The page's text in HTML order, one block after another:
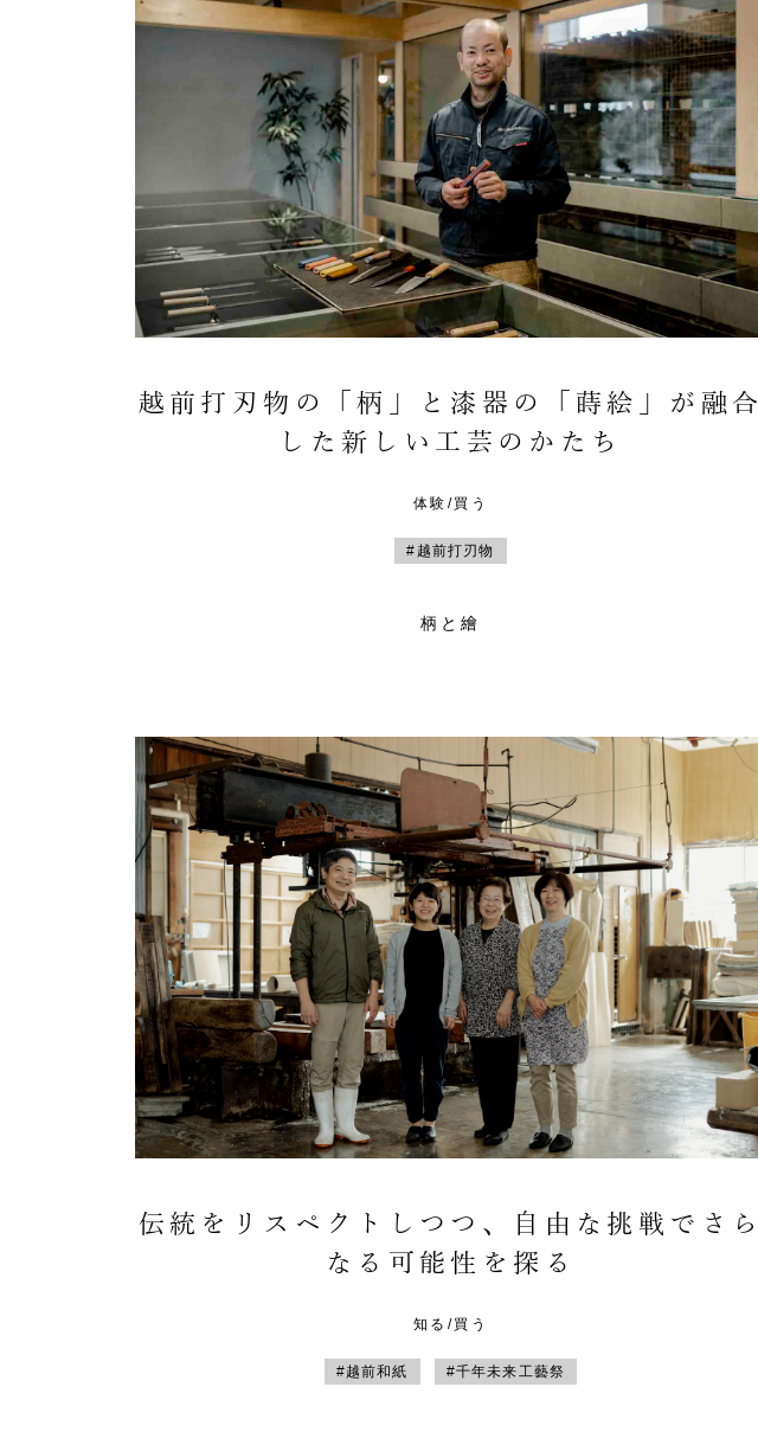
越前打刃物の「柄」と漆器の「蒔絵」が融合
した新しい工芸のかたち
体験/買う
#越前打刃物
柄と繪
伝統をリスペクトしつつ、自由な挑戦でさら
なる可能性を探る
知る/買う
#越前和紙 #千年未来工藝祭